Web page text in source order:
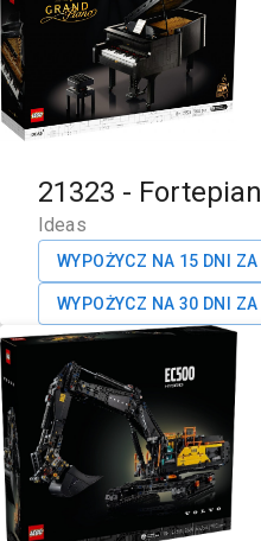
21323 - Fortepian
Ideas
WYPOŻYCZ NA 15 DNI ZA
WYPOŻYCZ NA 30 DNI ZA